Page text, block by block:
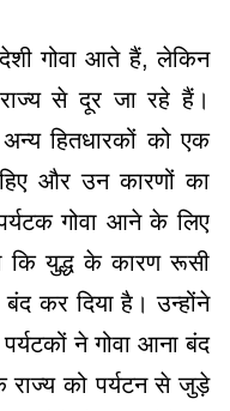
गोवा आते हैं, लेकिन
से दूर जा रहे हैं।
अन्य हितधारकों को एक
और उन कारणों का
गोवा आने के लिए
कि युद्ध के कारण रूसी
कर दिया है। उन्होंने
ने गोवा आना बंद
राज्य को पर्यटन से जुड़े